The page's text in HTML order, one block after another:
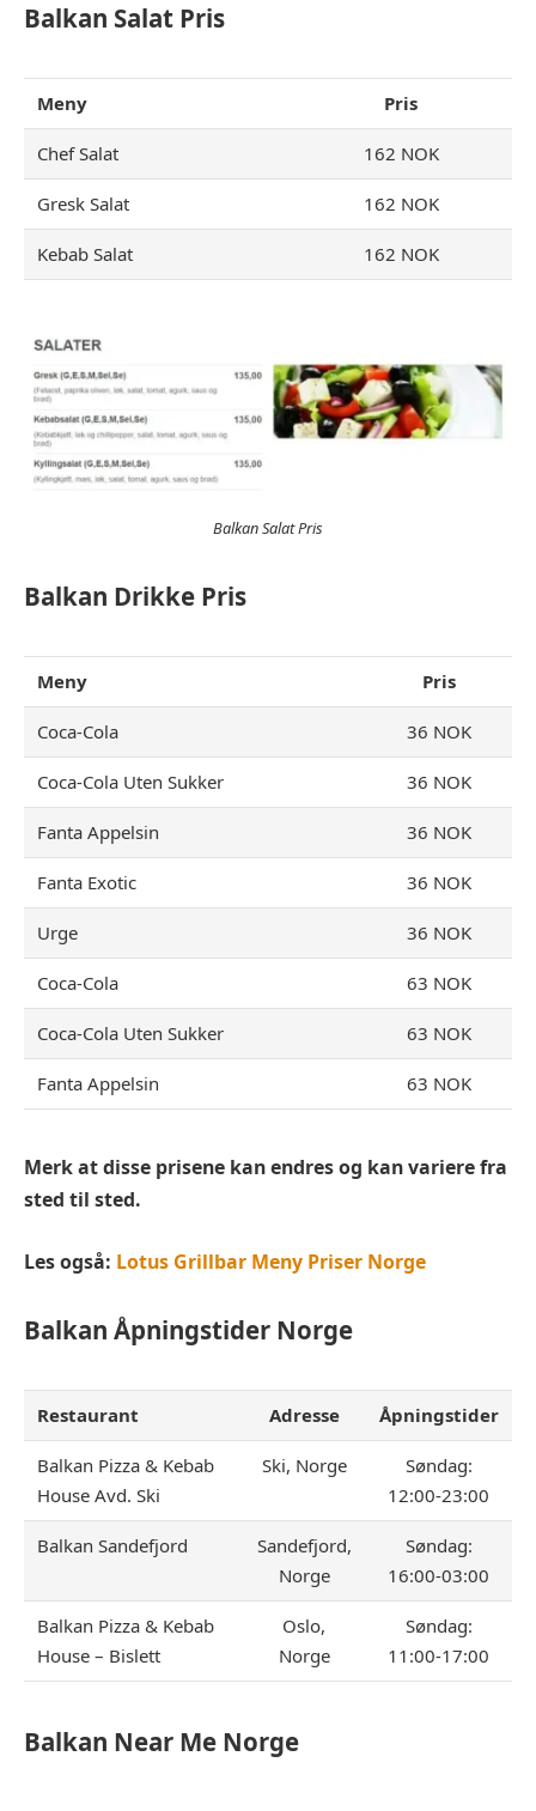
Balkan Salat Pris
Meny Pris
Chef Salat 162 NOK
Gresk Salat 162 NOK
Kebab Salat 162 NOK
Balkan Salat Pris
Balkan Drikke Pris
Meny Pris
Coca-Cola 36 NOK
Coca-Cola Uten Sukker 36 NOK
Fanta Appelsin 36 NOK
Fanta Exotic 36 NOK
Urge 36 NOK
Coca-Cola 63 NOK
Coca-Cola Uten Sukker 63 NOK
Fanta Appelsin 63 NOK
Merk at disse prisene kan endres og kan variere fra
sted til sted.
Les også: Lotus Grillbar Meny Priser Norge
Balkan Åpningstider Norge
Restaurant Adresse Åpningstider
Balkan Pizza & Kebab
House Avd. Ski
Ski, Norge
Søndag:
12:00-23:00
Balkan Sandefjord
Sandefjord,
Norge
Søndag:
16:00-03:00
Balkan Pizza & Kebab
House – Bislett
Oslo,
Norge
Søndag:
11:00-17:00
Balkan Near Me Norge